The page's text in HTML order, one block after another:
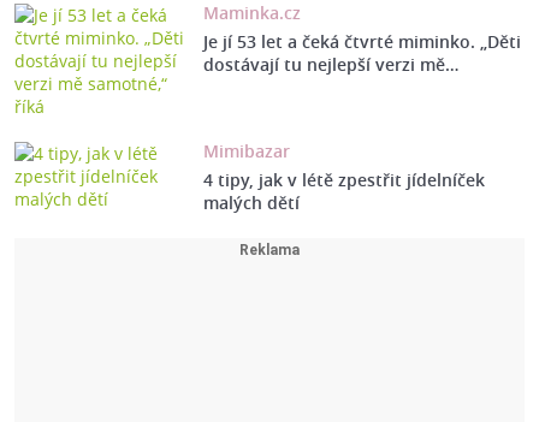
Maminka.cz
Je jí 53 let a čeká čtvrté miminko. „Děti
dostávají tu nejlepší verzi mě…
Mimibazar
4 tipy, jak v létě zpestřit jídelníček
malých dětí